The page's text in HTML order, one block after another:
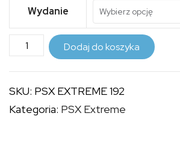
od
7,99 zł
do
9,99 zł
Wydanie
ilość
PSX
192
Dodaj do koszyka
SKU: PSX EXTREME 192
Kategoria: PSX Extreme